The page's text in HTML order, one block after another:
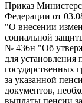
Приказ
Федерации от
"О внесении
социальной
№ 436н "Об
для установления
государственных
за указанной
документов,
выплаты пенсии